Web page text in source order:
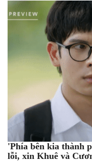
'Phía bên kia thành
lỗi, xin Khuê và